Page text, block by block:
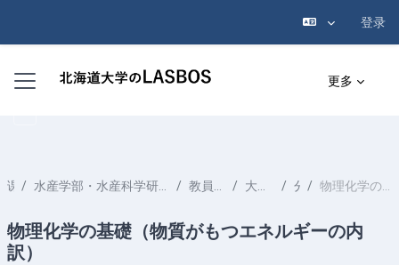
登录
停靠面板 更多
课程 水産学部・水産科学研究院 School of Fisheries Sciences & Faculty of Fisheries Sciences 教員一覧 List of Professors 大木 淳之 OOKI Atsushi 分析化学 物理化学の基礎（物質がもつエネルギーの内訳）
物理化学の基礎（物質がもつエネルギーの内
訳）